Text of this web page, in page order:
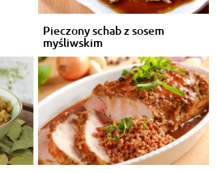
Pieczony schab z sosem
myśliwskim